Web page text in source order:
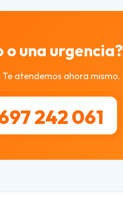
o una urgencia?
atendemos ahora mismo.
242 061